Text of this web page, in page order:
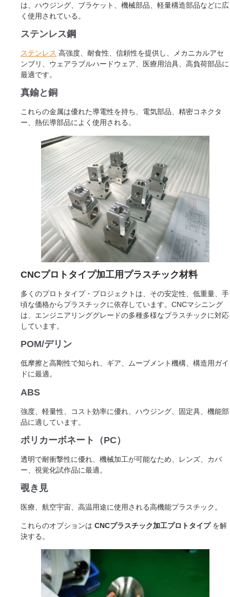
は、ハウジング、ブラケット、機械部品、軽量構造部品などに広
く使用されている。
ステンレス鋼
ステンレス 高強度、耐食性、信頼性を提供し、メカニカルアセ
ンブリ、ウェアラブルハードウェア、医療用治具、高負荷部品に
最適です。
真鍮と銅
これらの金属は優れた導電性を持ち、電気部品、精密コネクタ
ー、熱伝導部品によく使用される。
CNCプロトタイプ加工用プラスチック材料
多くのプロトタイプ・プロジェクトは、その安定性、低重量、手
頃な価格からプラスチックに依存しています。CNCマシニング
は、エンジニアリンググレードの多種多様なプラスチックに対応
しています。
POM/デリン
低摩擦と高剛性で知られ、ギア、ムーブメント機構、構造用ガイ
ドに最適。
ABS
強度、軽量性、コスト効率に優れ、ハウジング、固定具、機能部
品に適しています。
ポリカーボネート（PC）
透明で耐衝撃性に優れ、機械加工が可能なため、レンズ、カバ
ー、視覚化試作品に最適。
覗き見
医療、航空宇宙、高温用途に使用される高機能プラスチック。
これらのオプションは CNCプラスチック加工プロトタイプを解
決する。